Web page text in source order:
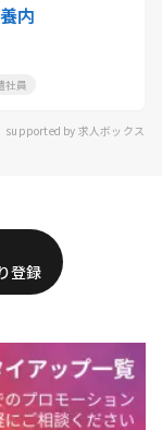
内
社員
supported by 求人ボックス
登録